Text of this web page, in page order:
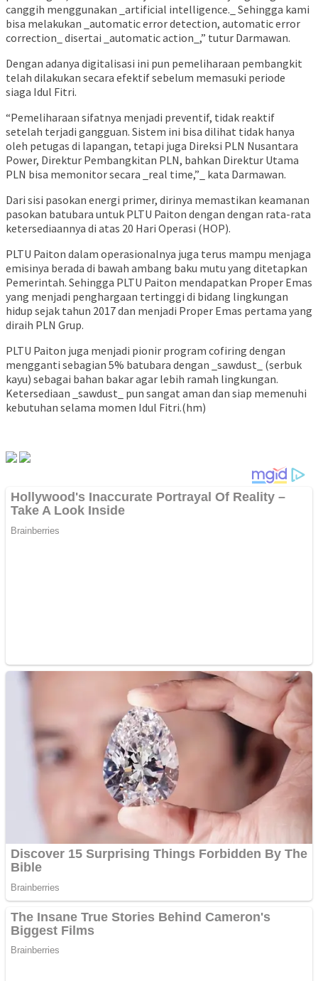
canggih menggunakan _artificial intelligence._ Sehingga kami
bisa melakukan _automatic error detection, automatic error
correction_ disertai _automatic action_,” tutur Darmawan.
Dengan adanya digitalisasi ini pun pemeliharaan pembangkit
telah dilakukan secara efektif sebelum memasuki periode
siaga Idul Fitri.
“Pemeliharaan sifatnya menjadi preventif, tidak reaktif
setelah terjadi gangguan. Sistem ini bisa dilihat tidak hanya
oleh petugas di lapangan, tetapi juga Direksi PLN Nusantara
Power, Direktur Pembangkitan PLN, bahkan Direktur Utama
PLN bisa memonitor secara _real time,”_ kata Darmawan.
Dari sisi pasokan energi primer, dirinya memastikan keamanan
pasokan batubara untuk PLTU Paiton dengan dengan rata-rata
ketersediaannya di atas 20 Hari Operasi (HOP).
PLTU Paiton dalam operasionalnya juga terus mampu menjaga
emisinya berada di bawah ambang baku mutu yang ditetapkan
Pemerintah. Sehingga PLTU Paiton mendapatkan Proper Emas
yang menjadi penghargaan tertinggi di bidang lingkungan
hidup sejak tahun 2017 dan menjadi Proper Emas pertama yang
diraih PLN Grup.
PLTU Paiton juga menjadi pionir program cofiring dengan
mengganti sebagian 5% batubara dengan _sawdust_ (serbuk
kayu) sebagai bahan bakar agar lebih ramah lingkungan.
Ketersediaan _sawdust_ pun sangat aman dan siap memenuhi
kebutuhan selama momen Idul Fitri.(hm)